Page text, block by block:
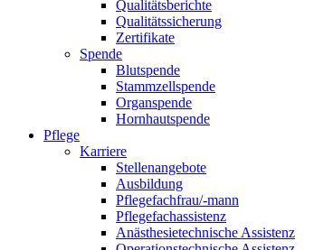
Qualitätsberichte
Qualitätssicherung
Zertifikate
Spende
Blutspende
Stammzellspende
Organspende
Hornhautspende
Pflege
Karriere
Stellenangebote
Ausbildung
Pflegefachfrau/-mann
Pflegefachassistenz
Anästhesietechnische Assistenz